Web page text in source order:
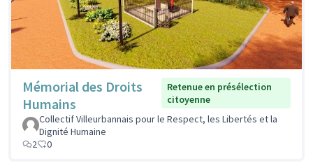
Mémorial des Droits
Humains
Retenue en présélection
citoyenne
Collectif Villeurbannais pour le Respect, les Libertés et la
Dignité Humaine
2
0